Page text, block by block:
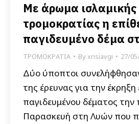
Με άρωμα ισλαμικής
τρομοκρατίας η
παγιδευμένο δέμα
ΤΡΟΜΟΚΡΑΤΙΑ Byxrisiavgi 27/
Δύο ύποπτοι
της έρευνας για την έκρηξη
παγιδευμένου δέματος την
Παρασκευή στη Λυών που